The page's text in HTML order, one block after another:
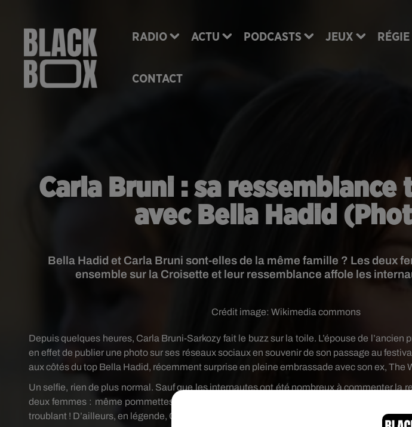
RADIO ACTU PODCASTS JEUX
CONTACT
Carla Bruni : sa
avec Bella Hadid
Bella Hadid et Carla Bruni sont-elles de la même famille ? Les deux
ensemble sur la Croisette et leur ressemblance affole les
Crédit image: Wikimedia commons
Depuis quelques heures, Carla Bruni-Sarkozy fait le buzz sur la toile. L’épouse de
en effet de publier une photo sur ses réseaux sociaux en souvenir de son passage au
aux côtés du top Bella Hadid, récemment surprise en pleine embrassade avec son ex, The
Un selfie, rien de plus normal. Sauf que les internautes ont été nombreux à commenter la
deux femmes : même pommettes, même lèvres, même regard, même coupe de
troublant ! D’ailleurs, en légende, Carla Bruni s’exclame même : Ai-je une fille cachée ?».